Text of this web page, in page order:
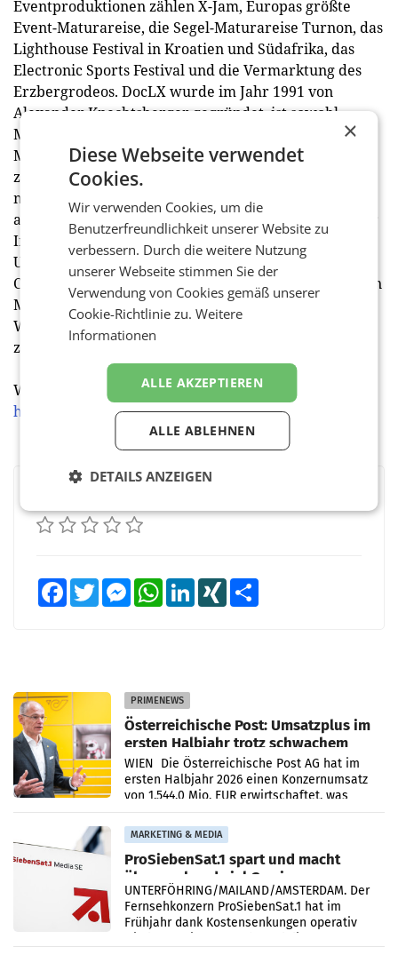
Eventproduktionen zählen X-Jam, Europas größte
Event-Maturareise, die Segel-Maturareise Turnon, das
Lighthouse Festival in Kroatien und Südafrika, das
Electronic Sports Festival und die Vermarktung des
Erzbergrodeos. DocLX wurde im Jahr 1991 von
Alexander Knechtsberger gegründet, ist sowohl
Mitglied bei Leitbetriebe Austria sowie im Event
Marketing Board Austria (EMBA), war die erste TÜV
zertifizierte Agentur in Österreich und wurde
mehrfach mit dem Austrian Event Award
ausgezeichnet. Zur DocLX Holding mit Sitz im Wiener
Innenstadtpalais Schönburg-Batthyány sind die
Unternehmen DocLX Travel Events, DocLX Event
Consulting, DocLX Yachting, DocLX Abistars mit Sitz in
München (Deutschland), DocLX City Card Solutions,
White Label Marketing und eSports Holding
zugehörig.
Weitere Informationen aufhttp://www.doclx-
holding.com
undhttps://www.viennacitycard.at
FacebookTwitter MessengerWhatsAppLinkedInXING
PRIMENEWS
Österreichische Post: Umsatzplus im
ersten Halbjahr trotz schwachem
Briefgeschäft
WIEN Die Österreichische Post AG hat im
ersten Halbjahr 2026 einen Konzernumsatz
von 1.544,0 Mio. EUR erwirtschaftet, was
einem Plus von 3,8 Prozent gegenüber dem
Vergleichszeitraum
MARKETING & MEDIA
ProSiebenSat.1 spart und macht
überraschend viel Gewinn
UNTERFÖHRING/MAILAND/AMSTERDAM. Der
Fernsehkonzern ProSiebenSat.1 hat im
Frühjahr dank Kostensenkungen operativ
×
Diese Webseite verwendet
Cookies.
Wir verwenden Cookies, um die
Benutzerfreundlichkeit unserer Website zu
verbessern. Durch die weitere Nutzung
unserer Webseite stimmen Sie der
Verwendung von Cookies gemäß unserer
Cookie-Richtlinie zu.Weitere
Informationen
ALLE AKZEPTIEREN
ALLE ABLEHNEN
DETAILS ANZEIGEN